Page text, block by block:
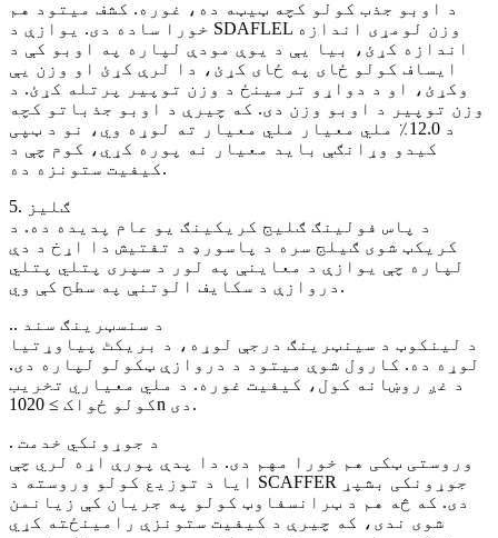
د اوبو جذب کولو کچه ټیټه ده، غوره. کشف میتود هم
خورا ساده دی. یوازې د SDAFLEL وزن لومړی اندازه
اندازه کړئ، بیا یې د یوې مودې لپاره په اوبو کې د
ایساف کولو ځای په ځای کړئ، دا لرې کړئ او وزن یې
وکړئ، او د دواړو ترمینځ د وزن توپیر پرتله کړئ. د
وزن توپیر د اوبو وزن دی. که چیرې د اوبو جذباتو کچه
د 12.0٪ ملي معیار ملي معیار ته لوړه وي، نو د ټپی
کیدو وړانګې باید معیار نه پوره کړي، کوم چې د
کیفیت ستونزه ده.
5. ګلیز
د پاس فولینګ ګلیج کریکینګ یو عام پدیده ده. د
کریکټ شوی ګیلج سره د پاسورډ د تفتیش دا اړخ د دې
لپاره چې یوازې د معاینې په لور د سپری پتلي پتلي
دروازې د سکایف الوتنې په سطح کې وي.
.. د سنسټرینګ سند
د لینکوټ د سینټرینګ درجې لوړه، د بریکٹ پیاوړتیا
لوړه ده. کارول شوې میتود د دروازې ټکولو لپاره دی.
د غږ روښانه کول، کیفیت غوره. د ملي معیاري تخریب
کولو ځواک ≥ 1020n دی.
. د جوړونکي خدمت
وروستی ټکی هم خورا مهم دی. دا پدې پورې اړه لري چې
ایا د توزیع کولو وروسته د SCAFFER جوړونکی بشپړ
دی. که څه هم د ټرانسفاوټ کولو په جریان کې زیانمن
شوی ندی، که چیرې د کیفیت ستونزې رامینځته کړي